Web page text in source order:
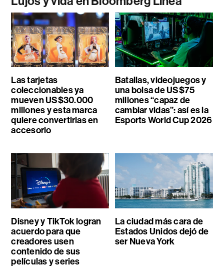
Las tarjetas
coleccionables ya
mueven US$30.000
millones y esta marca
quiere convertirlas en
accesorio
Batallas, videojuegos y
una bolsa de US$75
millones “capaz de
cambiar vidas”: así es la
Esports World Cup 2026
Disney y TikTok logran
acuerdo para que
creadores usen
contenido de sus
películas y series
La ciudad más cara de
Estados Unidos dejó de
ser Nueva York